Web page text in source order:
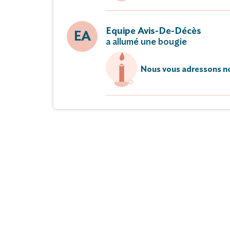
Réunion à
L'offrande
Dans l'attente des
à la maison
EA
Equipe Avis-De-Décès
a allumé une bougie
Nous vous adressons